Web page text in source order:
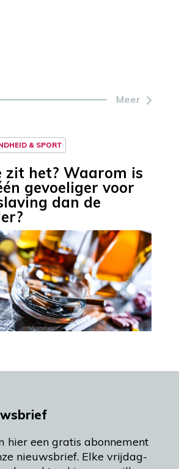
Meer
& SPORT
zit het? Waarom is
gevoeliger voor
dan de
hier een gratis abonnement
nieuwsbrief. Elke vrijdag-